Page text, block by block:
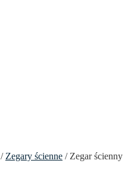
/ Zegary ścienne / Zegar ścienny